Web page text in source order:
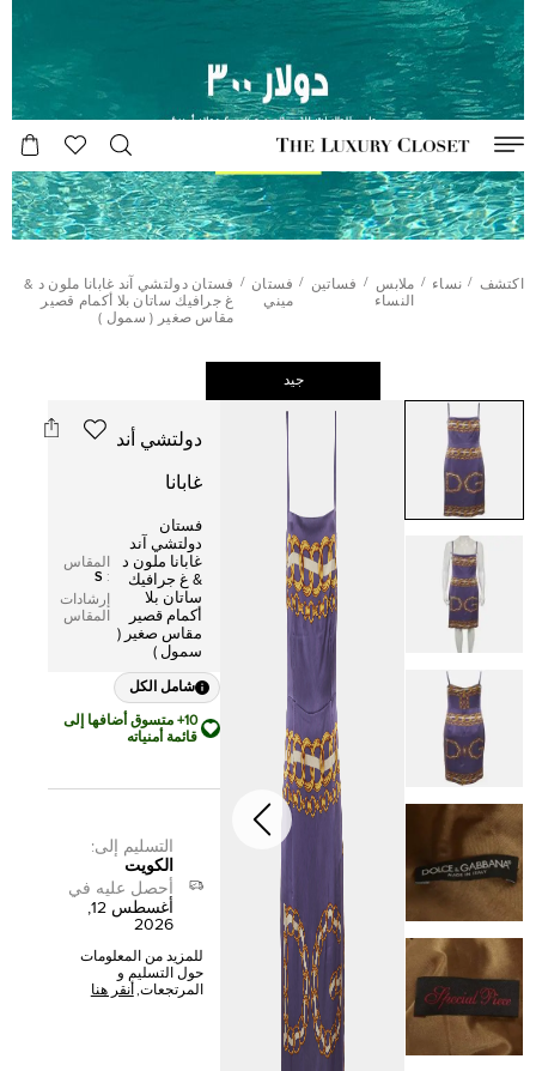
اكتشف / نساء / ملابس
النساء
/ فساتين / فستان
ميني
/ فستان دولتشي آند غابانا ملون د &
غ جرافيك ساتان بلا أكمام قصير
مقاس صغير ( سمول )
جيد
دولتشي أند
غابانا
فستان
دولتشي آند
غابانا ملون د
& غ جرافيك
ساتان بلا
أكمام قصير
مقاس صغير (
سمول )
المقاس
:
S
إرشادات
المقاس
شامل الكل
10+ متسوق أضافها إلى
قائمة أمنياته
التسليم إلى:
الكويت
أحصل عليه في
أغسطس 12,
2026
للمزيد من المعلومات
حول التسليم و
المرتجعات, أنقر هنا